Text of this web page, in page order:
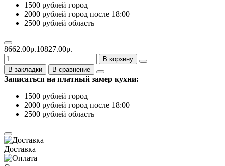
1500 рублей город
2000 рублей город после 18:00
2500 рублей область
8662.00р.10827.00р.
В корзину
В закладки
В сравнение
Записаться на платный замер кухни:
1500 рублей город
2000 рублей город после 18:00
2500 рублей область
Доставка